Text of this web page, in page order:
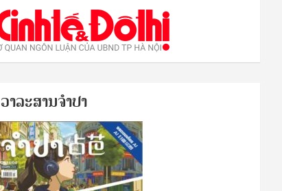
ວາລະສານຈຳປາ